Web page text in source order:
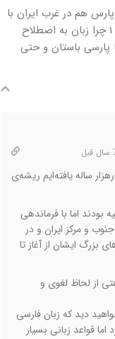
پارس هم در غرب ایران با
همان کردستان قرار داره در کل سوال اصلی این ۱ چرا زبان به اصطلاح
باستان و حتی
ساله یافته‌ایم ریشه‌ی
اما با فرماندهی
و مرکز ایران و در
بزرگ ایشان از آغاز تا
از لحاظ لغوی و
دید که زبان فارسی
قواعد زبانی بسیار